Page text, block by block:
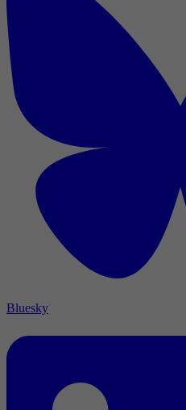
Bluesky